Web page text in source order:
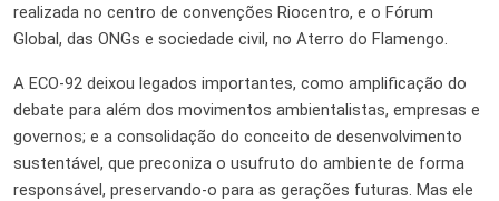
realizada no centro de convenções Riocentro, e o Fórum
Global, das ONGs e sociedade civil, no Aterro do Flamengo.
A ECO-92 deixou legados importantes, como amplificação do
debate para além dos movimentos ambientalistas, empresas e
governos; e a consolidação do conceito de desenvolvimento
sustentável, que preconiza o usufruto do ambiente de forma
responsável, preservando-o para as gerações futuras. Mas ele